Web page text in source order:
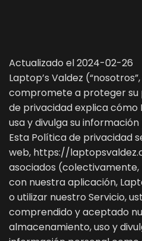
Actualizado el 2024-02-26
Laptop’s Valdez
compromete a proteger su
de privacidad explica cómo
usa y divulga su
Esta Política de privacidad
web, https://
asociados (colectivamente,
con nuestra aplicación,
o utilizar nuestro Servicio,
comprendido y aceptado
almacenamiento, uso y